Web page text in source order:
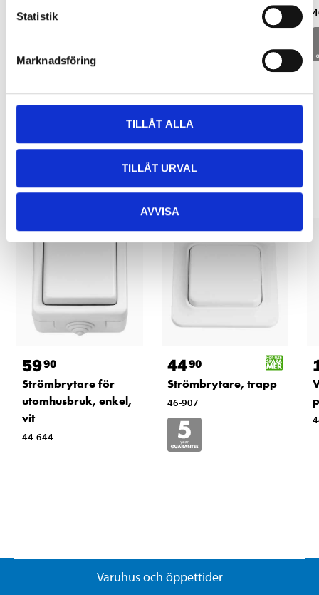
Statistik
Marknadsföring
TILLÅT ALLA
TILLÅT URVAL
AVVISA
46-901
Relaterade produkter
5990
Strömbrytare för
utomhusbruk, enkel,
vit
44-644
4490
Strömbrytare, trapp
46-907
Varuhus och öppettider